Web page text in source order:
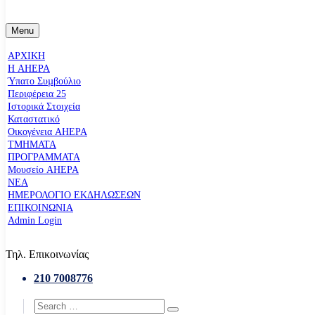
Menu
ΑΡΧΙΚΗ
Η AHEPA
Ύπατο Συµβούλιο
Περιφέρεια 25
Ιστορικά Στοιχεία
Καταστατικό
Οικογένεια AHEPA
ΤΜΗΜΑΤΑ
ΠΡΟΓΡΑΜΜΑΤΑ
Μουσείο AHEPA
ΝΕΑ
ΗΜΕΡΟΛΟΓΙΟ ΕΚΔΗΛΩΣΕΩΝ
ΕΠΙΚΟΙΝΩΝΙΑ
Admin Login
Τηλ. Επικοινωνίας
210 7008776